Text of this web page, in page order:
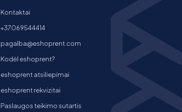
Kontaktai
+37069544414
pagalba@eshoprent.com
Kodėl eshoprent?
eshoprent atsiliepimai
eshoprent rekvizitai
Paslaugos teikimo sutartis